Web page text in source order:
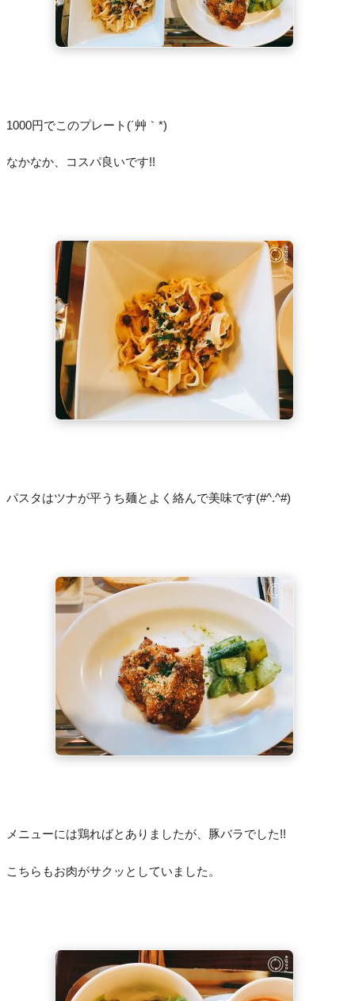
1000円でこのプレート(´艸｀*)
なかなか、コスパ良いです!!
パスタはツナが平うち麺とよく絡んで美味です(#^.^#)
メニューには鶏ればとありましたが、豚バラでした!!
こちらもお肉がサクッとしていました。